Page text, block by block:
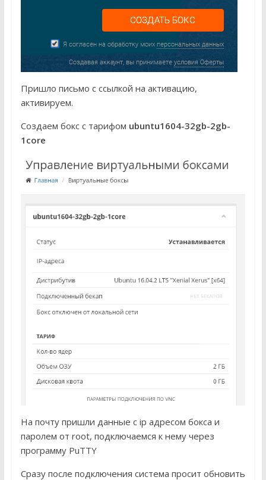
Пришло письмо с ссылкой на активацию,
активируем.
Создаем бокс с тарифом ubuntu1604-32gb-2gb-
1core
На почту пришли данные с ip адресом бокса и
паролем от root, подключаемся к нему через
программу PuTTY
Сразу после подключения система просит обновить